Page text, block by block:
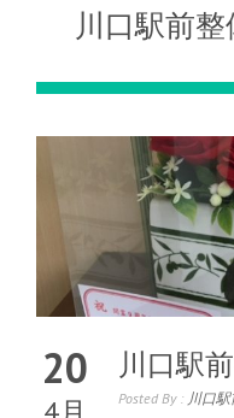
川口駅前
20 川口駅
Posted By : 川口